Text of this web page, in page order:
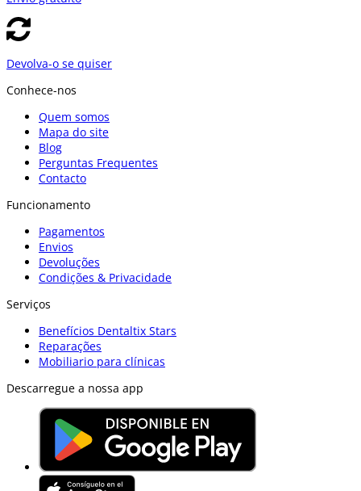
Devolva-o se quiser
Conhece-nos
Quem somos
Mapa do site
Blog
Perguntas Frequentes
Contacto
Funcionamento
Pagamentos
Envios
Devoluções
Condições & Privacidade
Serviços
Benefícios Dentaltix Stars
Reparações
Mobiliario para clínicas
Descarregue a nossa app